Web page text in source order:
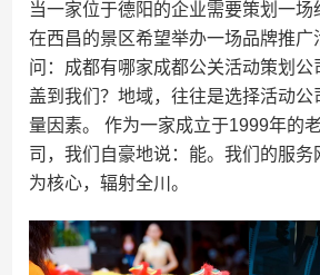
当一家位于德阳的企业需要策划一场
在西昌的景区希望举办一场品牌推广
问：成都有哪家成都公关活动策划公
盖到我们？地域，往往是选择活动公
量因素。 作为一家成立于1999年的
司，我们自豪地说：能。我们的服务
为核心，辐射全川。